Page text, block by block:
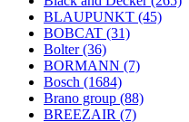
BLAUPUNKT (45)
BOBCAT (31)
Bolter(36)
BORMANN (7)
Bosch (1684)
Brano group (88)
BREEZAIR (7)